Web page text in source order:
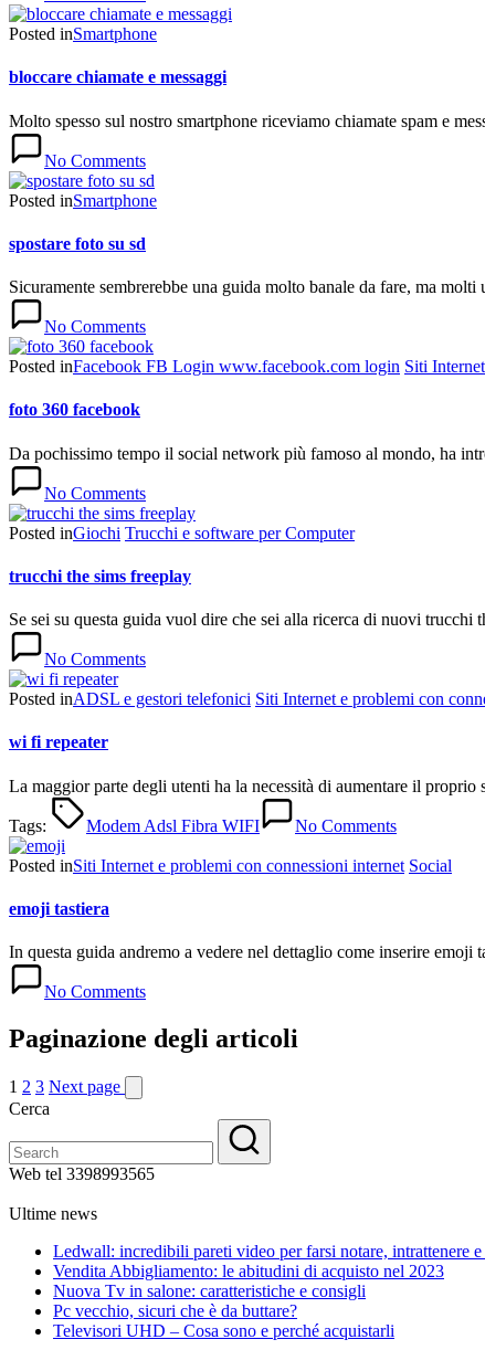
Posted inSmartphone
bloccare chiamate e messaggi
Molto spesso sul nostro smartphone riceviamo chiamate spam e
No Comments
Posted inSmartphone
spostare foto su sd
Sicuramente sembrerebbe una guida molto banale da fare, ma
No Comments
Posted inFacebook FB Login www.facebook.com login Siti
foto 360 facebook
Da pochissimo tempo il social network più famoso al mondo, ha
No Comments
Posted inGiochi Trucchi e software per Computer
trucchi the sims freeplay
Se sei su questa guida vuol dire che sei alla ricerca di nuovi
No Comments
Posted inADSL e gestori telefonici Siti Internet e problemi con
wi fi repeater
La maggior parte degli utenti ha la necessità di aumentare il
Tags: Modem Adsl Fibra WIFI No Comments
Posted inSiti Internet e problemi con connessioni internet Social
emoji tastiera
In questa guida andremo a vedere nel dettaglio come inserire
No Comments
Paginazione degli articoli
1 2 3 Next page
Cerca
Web tel 3398993565
Ultime news
Ledwall: incredibili pareti video per farsi notare, intrattenere
Vendita Abbigliamento: le abitudini di acquisto nel 2023
Nuova Tv in salone: caratteristiche e consigli
Pc vecchio, sicuri che è da buttare?
Televisori UHD – Cosa sono e perché acquistarli